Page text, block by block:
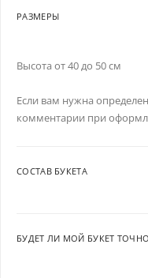
РАЗМЕРЫ
Высота от 40 до 50 см
Если вам нужна
комментарии при
СОСТАВ БУКЕТА
БУДЕТ ЛИ МОЙ БУКЕТ